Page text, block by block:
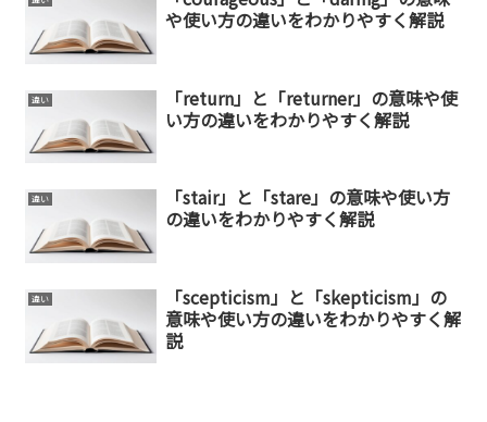
や使い方の違いをわかりやすく解説
違い
「return」と「returner」の意味や使
い方の違いをわかりやすく解説
違い
「stair」と「stare」の意味や使い方
の違いをわかりやすく解説
違い
「scepticism」と「skepticism」の
意味や使い方の違いをわかりやすく解
説